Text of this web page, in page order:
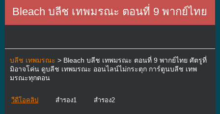
Bleach บลีช เทพมรณะ ตอนที่ 9 พากย์ไทย
บลีช เทพมรณะ > Bleach บลีช เทพมรณะ ตอนที่ 9 พากย์ไทย ศัตรูที่
มิอาจโค่น ดูบลีช เทพมรณะ ออนไลน์ไม่กระตุก การ์ตูนบลีช เทพ
มรณะทุกตอน
วีดีโอคลิป สำรอง1 สำรอง2